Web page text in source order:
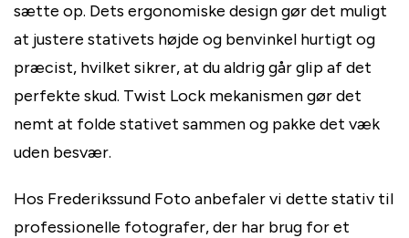
sætte op. Dets ergonomiske design gør det muligt
at justere stativets højde og benvinkel hurtigt og
præcist, hvilket sikrer, at du aldrig går glip af det
perfekte skud. Twist Lock mekanismen gør det
nemt at folde stativet sammen og pakke det væk
uden besvær.
Hos Frederikssund Foto anbefaler vi dette stativ til
professionelle fotografer, der har brug for et